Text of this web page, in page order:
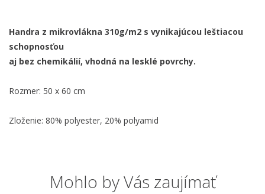
Handra z mikrovlákna 310g/m2 s vynikajúcou leštiacou
schopnosťou
aj bez chemikálií, vhodná na lesklé povrchy.
Rozmer: 50 x 60 cm
Zloženie: 80% polyester, 20% polyamid
Mohlo by Vás zaujímať